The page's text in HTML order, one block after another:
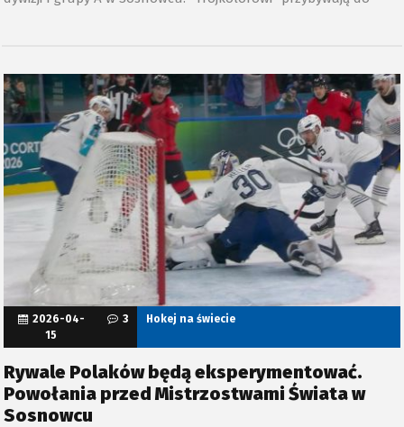
Rywale Polaków będą eksperymentować.
Powołania przed Mistrzostwami Świata w
Sosnowcu
2026-04-
15
3 Hokej na świecie